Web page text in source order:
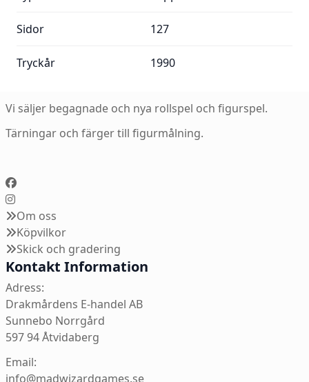
Sidor 127
Tryckår 1990
Vi säljer begagnade och nya rollspel och figurspel.
Tärningar och färger till figurmålning.
Om oss
Köpvilkor
Skick och gradering
Kontakt Information
Adress:
Drakmårdens E-handel AB
Sunnebo Norrgård
597 94 Åtvidaberg
Email:
info@madwizardgames.se